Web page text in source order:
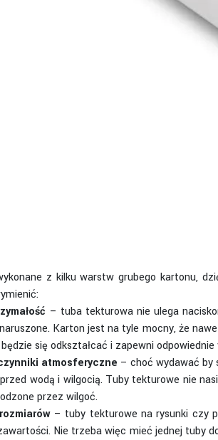
z kilku warstw grubego kartonu,
– tuba tekturowa nie ulega
Karton jest na tyle mocny, że
się odkształcać i zapewni
atmosferyczne – choć wydawać by
wodą i wilgocią. Tuby tekturowe nie
przez wilgoć.
– tuby tekturowe na rysunki czy
Nie trzeba więc mieć jednej tuby